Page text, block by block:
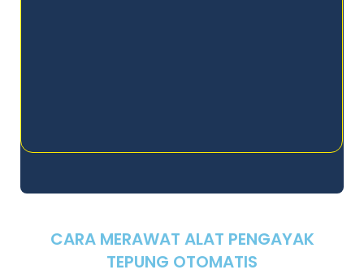
CARA MERAWAT ALAT PENGAYAK
TEPUNG OTOMATIS